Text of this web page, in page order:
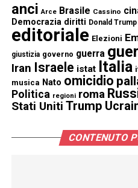
anci Arce Brasile Cassino
Democrazia diritti Donald Trump
editoriale Elezioni
giustizia governo guerra
Iran Israele istat Italia
musica Nato omicidio
Politica regioni roma
Stati Uniti Trump
CONTENUTO